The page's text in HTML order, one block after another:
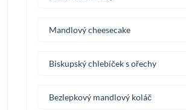
Mandlový cheesecake
Biskupský chlebíček s ořechy
Bezlepkový mandlový koláč